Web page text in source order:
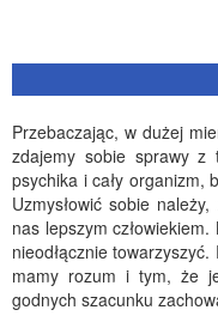
Przebaczając, w dużej
zdajemy sobie sprawy z
psychika i cały organizm,
Uzmysłowić sobie
nas lepszym
nieodłącznie
mamy rozum i tym, że
godnych szacunku